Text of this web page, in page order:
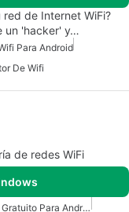
de Internet WiFi?
un 'hacker' y…
Para Android
De Wifi
de redes WiFi
Analizador De Wifi Gratuito Para Android